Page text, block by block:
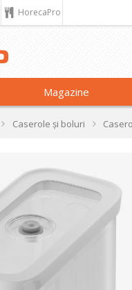
HorecaPro
Magazine
Caserole și boluri